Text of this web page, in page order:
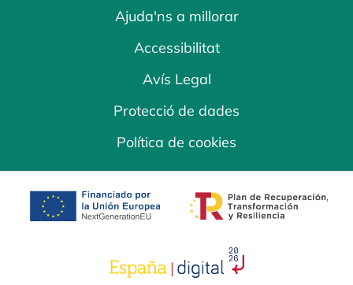
Ajuda'ns a millorar
Accessibilitat
Avís Legal
Protecció de dades
Política de cookies
opens in a new tab opens in a new
opens in a new tab